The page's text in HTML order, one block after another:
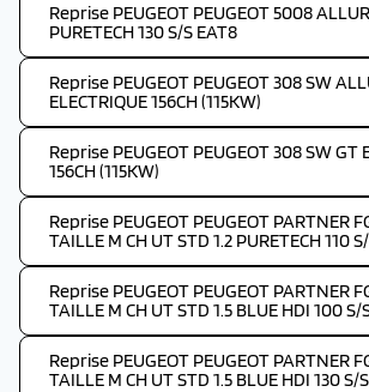
Reprise PEUGEOT PEUGEOT 5008
PURETECH 130 S/S EAT8
Reprise PEUGEOT PEUGEOT 308 SW
ELECTRIQUE 156CH (115KW)
Reprise PEUGEOT PEUGEOT 308 SW GT
156CH (115KW)
Reprise PEUGEOT PEUGEOT PARTNER
TAILLE M CH UT STD 1.2 PURETECH 110
Reprise PEUGEOT PEUGEOT PARTNER
TAILLE M CH UT STD 1.5 BLUE HDI 100 S/
Reprise PEUGEOT PEUGEOT PARTNER
TAILLE M CH UT STD 1.5 BLUE HDI 130 S/